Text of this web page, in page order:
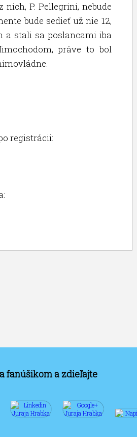
P. Pellegrini, nebude
bude sedieť už nie 12,
a stali sa poslancami iba
práve to bol
registrácii:
fanúšikom a zdieľajte